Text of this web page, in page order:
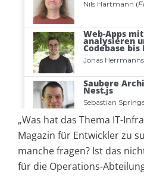
„Was hat das Thema IT-
Magazin für Entwickler zu
manche fragen? Ist das
für die Operations-